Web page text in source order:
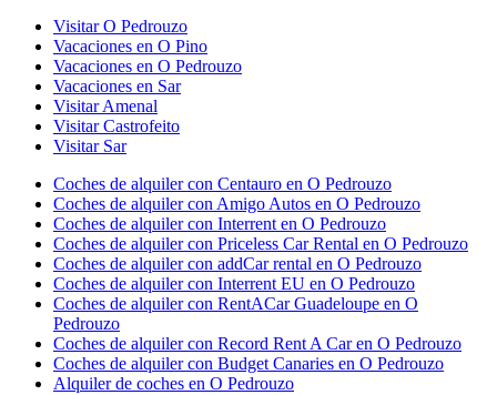
Visitar O Pedrouzo
Vacaciones en O Pino
Vacaciones en O Pedrouzo
Vacaciones en Sar
Visitar Amenal
Visitar Castrofeito
Visitar Sar
Coches de alquiler con Centauro en O Pedrouzo
Coches de alquiler con Amigo Autos en O Pedrouzo
Coches de alquiler con Interrent en O Pedrouzo
Coches de alquiler con Priceless Car Rental en O Pedrouzo
Coches de alquiler con addCar rental en O Pedrouzo
Coches de alquiler con Interrent EU en O Pedrouzo
Coches de alquiler con RentACar Guadeloupe en O
Pedrouzo
Coches de alquiler con Record Rent A Car en O Pedrouzo
Coches de alquiler con Budget Canaries en O Pedrouzo
Alquiler de coches en O Pedrouzo